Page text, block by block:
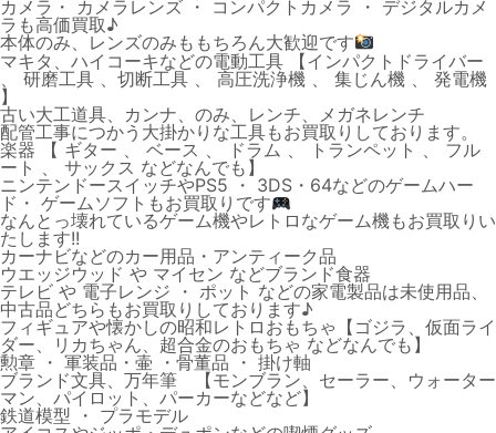
カメラ・ カメラレンズ ・ コンパクトカメラ ・ デジタルカメ
ラも高価買取♪
本体のみ、レンズのみももちろん大歓迎です
マキタ、ハイコーキなどの電動工具 【インパクトドライバー
、 研磨工具 、切断工具 、 高圧洗浄機 、 集じん機 、 発電機
】
古い大工道具、カンナ、のみ、レンチ、メガネレンチ
配管工事につかう大掛かりな工具もお買取りしております。
楽器 【 ギター 、 ベース 、 ドラム 、 トランペット 、 フル
ート 、 サックス などなんでも】
ニンテンドースイッチやPS5 ・ 3DS・64などのゲームハー
ド・ ゲームソフトもお買取りです
なんとっ壊れているゲーム機やレトロなゲーム機もお買取りい
たします!!
カーナビなどのカー用品・アンティーク品
ウエッジウッド や マイセン などブランド食器
テレビ や 電子レンジ ・ ポット などの家電製品は未使用品、
中古品どちらもお買取りしております♪
フィギュアや懐かしの昭和レトロおもちゃ【ゴジラ、仮面ライ
ダー、リカちゃん、超合金のおもちゃ などなんでも】
勲章 ・ 軍装品・壷 ・骨董品 ・ 掛け軸
ブランド文具、万年筆 【モンブラン、セーラー、ウォーター
マン、パイロット、パーカーなどなど】
鉄道模型 ・ プラモデル